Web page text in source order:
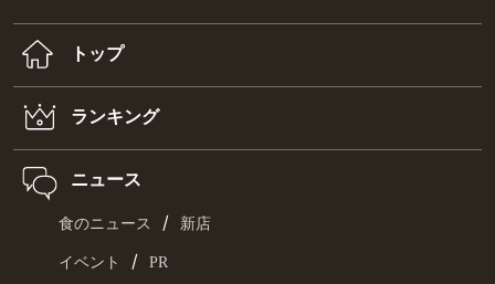
トップ
ランキング
ニュース
食のニュース / 新店
イベント / PR